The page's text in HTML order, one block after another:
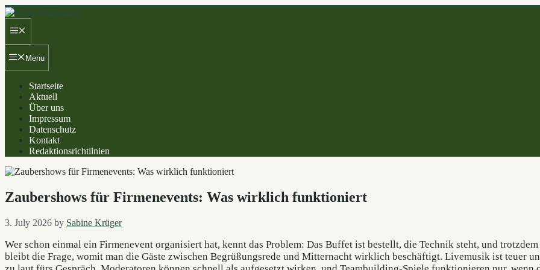
Skip
to
content
Menu
Startseite
Aktuell
Über uns
Impressum
Datenschutz
Kontakt
Redaktionsrichtlinien
Zaubershows für Firmenevents: Was wirklich funktioniert
3. July 2026 by Sabine Krüger
Wer schon einmal ein Firmenevent organisiert hat, kennt das Problem: Das Buffet ist bestellt, die Technik steht, und trotzdem
bleibt die Frage, womit man die Gäste zwischen Begrüßungsrede und Mitternacht wirklich beschäftigt. Livemusik ist teuer